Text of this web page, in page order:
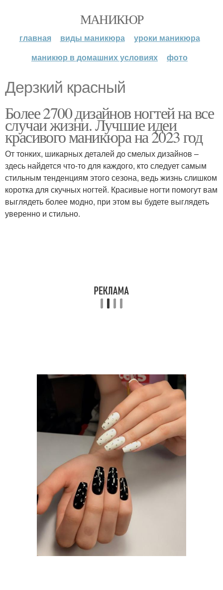
МАНИКЮР
главная виды маникюра
уроки маникюра
маникюр в домашних условиях
фото
Дерзкий красный
Более 2700 дизайнов ногтей на все
случаи жизни. Лучшие идеи
красивого маникюра на 2023 год
От тонких, шикарных деталей до смелых дизайнов –
здесь найдется что-то для каждого, кто следует самым
стильным тенденциям этого сезона, ведь жизнь слишком
коротка для скучных ногтей. Красивые ногти помогут вам
выглядеть более модно, при этом вы будете выглядеть
уверенно и стильно.